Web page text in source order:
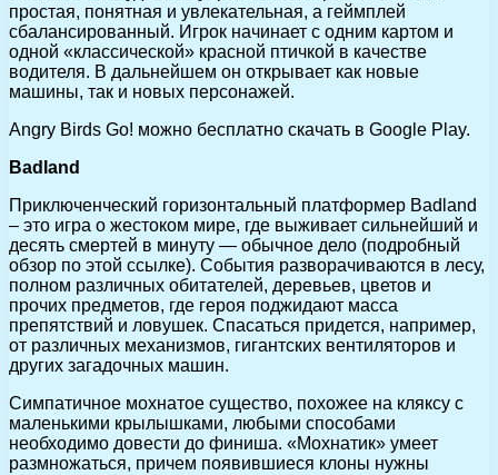
простая, понятная и увлекательная, а геймплей
сбалансированный. Игрок начинает с одним картом и
одной «классической» красной птичкой в качестве
водителя. В дальнейшем он открывает как новые
машины, так и новых персонажей.
Angry Birds Go! можно бесплатно скачать в Google Play.
Badland
Приключенческий горизонтальный платформер Badland
– это игра о жестоком мире, где выживает сильнейший и
десять смертей в минуту — обычное дело (подробный
обзор по этой ссылке). События разворачиваются в лесу,
полном различных обитателей, деревьев, цветов и
прочих предметов, где героя поджидают масса
препятствий и ловушек. Спасаться придется, например,
от различных механизмов, гигантских вентиляторов и
других загадочных машин.
Симпатичное мохнатое существо, похожее на кляксу с
маленькими крылышками, любыми способами
необходимо довести до финиша. «Мохнатик» умеет
размножаться, причем появившиеся клоны нужны